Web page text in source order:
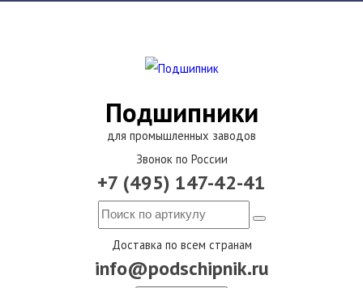
Подшипники
для промышленных заводов
Звонок по России
+7 (495) 147-42-41
Доставка по всем странам
info@podschipnik.ru